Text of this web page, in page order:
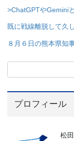
>ChatGPTやGemini
既に戦線離脱して久
８月６日の熊本県知
プロフィール
松